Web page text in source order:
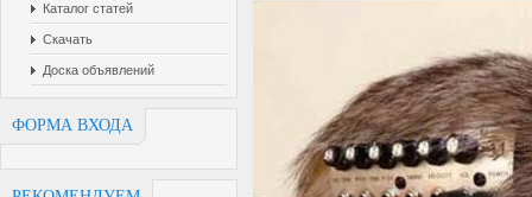
Каталог статей
Скачать
Доска объявлений
ФОРМА ВХОДА